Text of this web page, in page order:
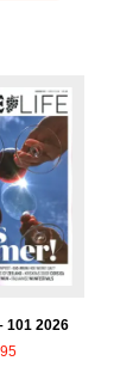
101 2026